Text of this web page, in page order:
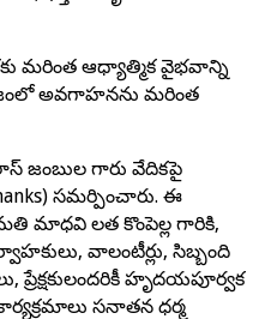
మరింత ఆధ్యాత్మిక వైభవాన్ని
అవగాహనను మరింత
జంబుల గారు వేదికపై
సమర్పించారు. ఈ
మాధవి లత కొంపెల్ల గారికి,
వాలంటీర్లు, సిబ్బంది
ప్రేక్షకులందరికీ హృదయపూర్వక
సనాతన ధర్మ